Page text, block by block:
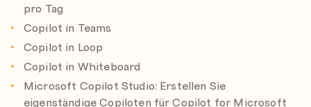
pro Tag
Copilot in Teams
Copilot in Loop
Copilot in Whiteboard
Microsoft Copilot Studio: Erstellen Sie
eigenständige Copiloten für Copilot for Microsoft